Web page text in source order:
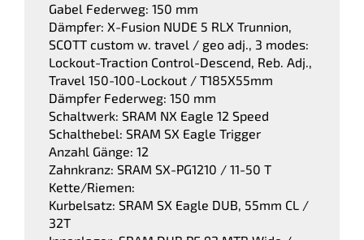
Gabel Federweg: 150 mm
Dämpfer: X-Fusion NUDE 5 RLX Trunnion,
SCOTT custom w. travel / geo adj., 3 modes:
Lockout-Traction Control-Descend, Reb. Adj.,
Travel 150-100-Lockout / T185X55mm
Dämpfer Federweg: 150 mm
Schaltwerk: SRAM NX Eagle 12 Speed
Schalthebel: SRAM SX Eagle Trigger
Anzahl Gänge: 12
Zahnkranz: SRAM SX-PG1210 / 11-50 T
Kette/Riemen:
Kurbelsatz: SRAM SX Eagle DUB, 55mm CL /
32T